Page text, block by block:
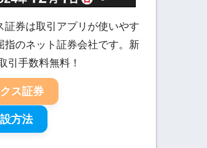
証券は取引アプリが使いやす
指のネット証券会社です。新
引手数料無料！
ス証券
方法